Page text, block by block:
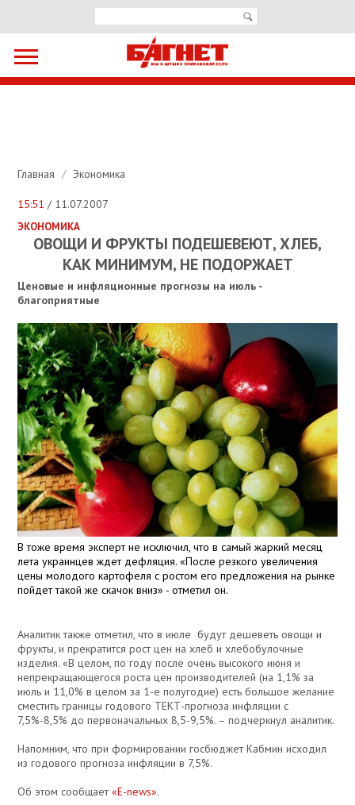
Главная / Экономика
15:51 / 11.07.2007
ЭКОНОМИКА
ОВОЩИ И ФРУКТЫ ПОДЕШЕВЕЮТ, ХЛЕБ,
КАК МИНИМУМ, НЕ ПОДОРЖАЕТ
Ценовые и инфляционные прогнозы на июль -
благоприятные
В тоже время эксперт не исключил, что в самый жаркий месяц
лета украинцев ждет дефляция. «После резкого увеличения
цены молодого картофеля с ростом его предложения на рынке
пойдет такой же скачок вниз» - отметил он.
Аналитик также отметил, что в июле будут дешеветь овощи и
фрукты, и прекратится рост цен на хлеб и хлебобулочные
изделия. «В целом, по году после очень высокого июня и
непрекращающегося роста цен производителей (на 1,1% за
июль и 11,0% в целом за 1-е полугодие) есть большое желание
сместить границы годового ТЕКТ-прогноза инфляции с
7,5%-8,5% до первоначальных 8,5-9,5%. – подчеркнул аналитик.
Напомним, что при формировании госбюджет Кабмин исходил
из годового прогноза инфляции в 7,5%.
Об этом сообщает«E-news».